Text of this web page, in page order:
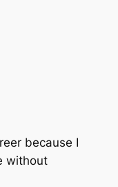
because I
without